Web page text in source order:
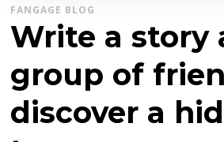
FANGAGE BLOG
Write a story
group of
discover a